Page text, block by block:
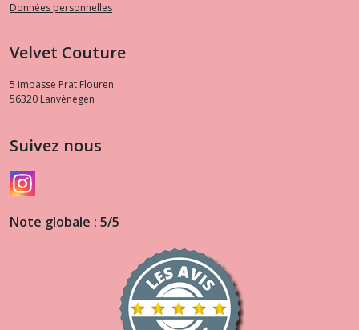
Données personnelles
Velvet Couture
5 Impasse Prat Flouren
56320 Lanvénégen
Suivez nous
Note globale : 5/5